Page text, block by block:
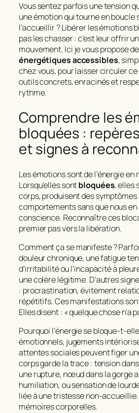
Vous sentez parfois une tension
une émotion qui tourne en boucle
l’accueillir ? Libérer les émotions
pas les chasser : c’est leur offrir
mouvement. Ici je vous propose
énergétiques accessibles,
chez vous, pour laisser circuler ce
outils concrets, enracinés et
rythme.
Comprendre les
bloquées :
et signes à
Les émotions sont de l’énergie en
Lorsqu’elles sontbloquées, elles
corps, produisent des
comportements sans que nous en
conscience. Reconnaître ces
premier pas vers la libération.
Comment ça se manifeste ?
douleur chronique, une fatigue
d’irritabilité ou l’incapacité à
une colère légitime. D’autres
: procrastination, évitement
répétitifs. Ces manifestations
Elles disent : « quelque chose n’a
Pourquoi l’énergie se bloque-t-
émotionnels, jugements
attentes sociales peuvent figer
corps garde la trace : tension
une rupture, nœud dans la gorge
humiliation, ou sensation de
liée à une tristesse non-
mémoires corporelles.